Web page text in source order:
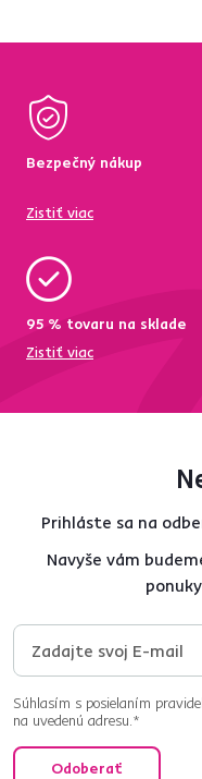
Bezpečný nákup
Zistiť viac
95 % tovaru na sklade
Zistiť viac
Prihláste sa na
Navyše vám
Súhlasím s posielaním
na uvedenú adresu.*
Odoberať